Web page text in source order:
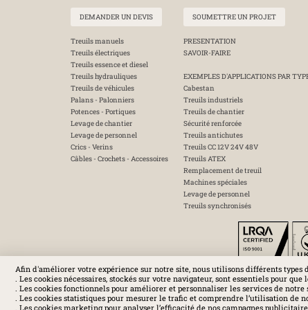
Afin d'améliorer votre expérience sur notre site, nous utilisons différents types
. Les cookies nécessaires, stockés sur votre navigateur, sont essentiels pour
. Les cookies fonctionnels pour améliorer et personnaliser les services de notre
. Les cookies statistiques pour mesurer le trafic et comprendre l’utilisation de
. Les cookies marketing pour analyser l’efficacité de nos campagnes
DEMANDER UN DEVIS
Treuils manuels
Treuils électriques
Treuils essence et diesel
Treuils hydrauliques
Treuils de véhicules
Palans - Palonniers
Potences - Portiques
Levage de chantier
Levage de personnel
Crics - Verins
Câbles - Crochets - Accessoires
SOUMETTRE UN PROJET
PRESENTATION
SAVOIR-FAIRE
EXEMPLES D'APPLICATIONS PAR
Cabestan
Treuils industriels
Treuils de chantier
Sécurité renforcée
Treuils antichutes
Treuils CC 12V 24V 48V
Treuils ATEX
Remplacement de treuil
Machines spéciales
Levage de personnel
Treuils synchronisés